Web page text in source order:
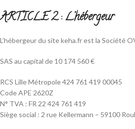
ARTICLE 2 : L’hébergeur
L’hébergeur du site keha.fr est la Société
SAS au capital de 10 174 560 €
RCS Lille Métropole 424 761 419 00045
Code APE 2620Z
N° TVA : FR 22 424 761 419
Siège social : 2 rue Kellermann – 59100